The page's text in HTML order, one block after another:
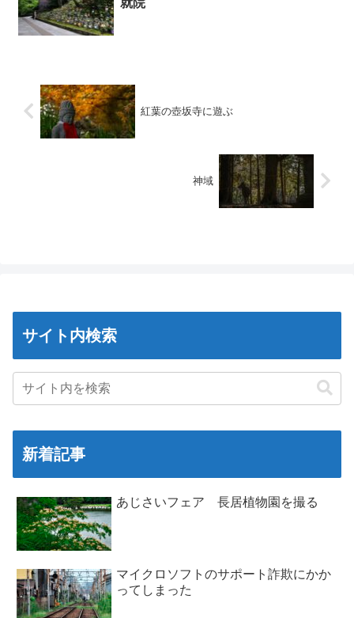
紅葉の壺坂寺に遊ぶ
神域
サイト内検索
新着記事
あじさいフェア 長居植物園を撮る
マイクロソフトのサポート詐欺にかか
ってしまった